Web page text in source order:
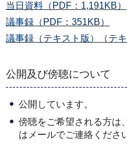
当日資料（PDF：1,191KB）
議事録（PDF：351KB）
議事録（テキスト版）（テ
公開及び傍聴について
公開しています。
傍聴をご希望される方は
はメールでご連絡くださ